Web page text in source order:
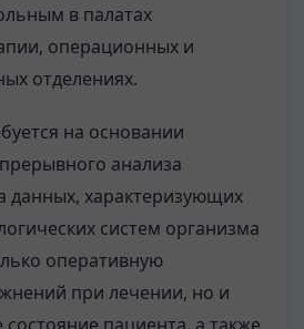
в палатах
операционных и
отделениях.
на основании
анализа
характеризующих
систем организма
оперативную
при лечении, но и